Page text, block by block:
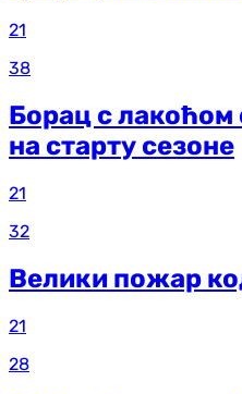
21
38
Борац с
на старту сезоне
21
32
Велики пожар
21
28